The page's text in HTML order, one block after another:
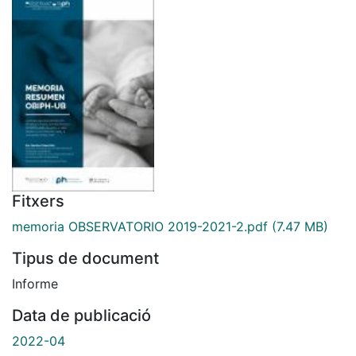
Fitxers
memoria OBSERVATORIO 2019-2021-2.pdf (7.47 MB)
Tipus de document
Informe
Data de publicació
2022-04